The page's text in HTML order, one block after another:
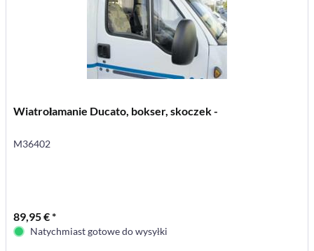
Wiatrołamanie Ducato, bokser, skoczek -
M36402
89,95 € *
Natychmiast gotowe do wysyłki